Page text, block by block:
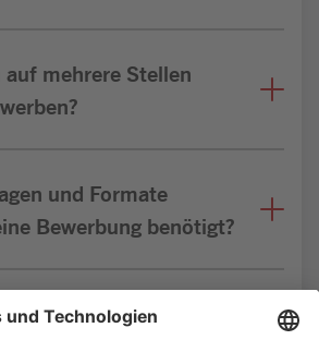
mehrere Stellen
und Formate
Bewerbung benötigt?
geeignet?